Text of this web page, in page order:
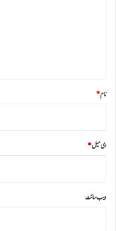
نام*
ای میل*
ویب‌ سائٹ